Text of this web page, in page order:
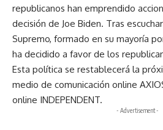
republicanos han emprendido
decisión de Joe Biden. Tras
Supremo, formado en su mayoría
ha decidido a favor de los
Esta política se restablecerá la
medio de comunicación online
online INDEPENDENT.
- Advertisement -